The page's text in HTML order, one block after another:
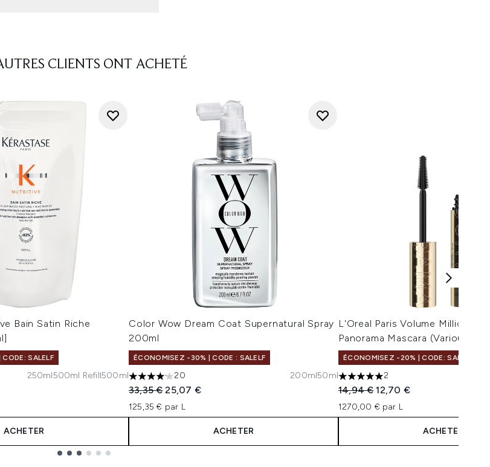
CLIENTS ONT ACHETÉ
Bain Satin Riche
SALELF
250ml500ml Refill500ml
ACHETER
Color Wow Dream Coat Supernatural Spray
200ml
ÉCONOMISEZ -30% | CODE : SALELF
4.15 étoiles sur un maximum de 5
20
Prix de vente :
33,35 €Prix ​​actuel :
25,07 €
125,35 € par L
200ml50ml
ACHETER
L'Oreal Paris Volume Million
Panorama Mascara (Various
ÉCONOMISEZ -20% | CODE: SALELF
5 étoiles sur un maximum de 5
2
Prix de vente :
14,94 €Prix ​​actuel :
12,70 €
1270,00 € par L
ACHETER